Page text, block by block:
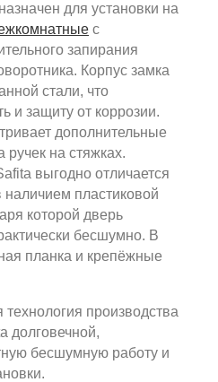
для установки на
с
запирания
Корпус замка
стали, что
и защиту от коррозии.
дополнительные
ручек на стяжках.
выгодно отличается
наличием пластиковой
которой дверь
бесшумно. В
планка и крепёжные
производства
долговечной,
бесшумную работу и